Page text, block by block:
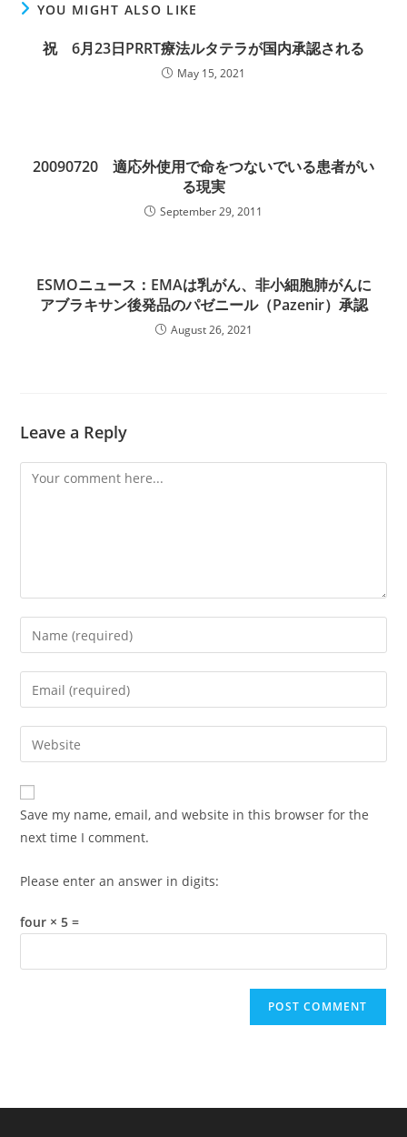
YOU MIGHT ALSO LIKE
祝 6月23日PRRT療法ルタテラが国内承認される
May 15, 2021
20090720 適応外使用で命をつないでいる患者がい
る現実
September 29, 2011
ESMOニュース：EMAは乳がん、非小細胞肺がんに
アブラキサン後発品のパゼニール（Pazenir）承認
August 26, 2021
Leave a Reply
Comment
Enter
your
name
comment
Enter
your
email
address
comment
Enter
your
website
URL
(optional)
Save my name, email, and website in this browser for the
next time I comment.
Please enter an answer in digits:
four × 5 =